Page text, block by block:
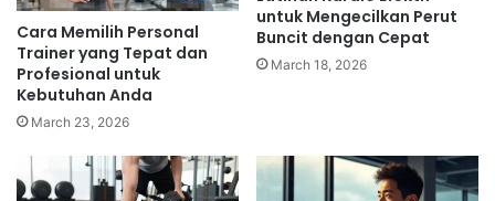
Cara Memilih Personal
Trainer yang Tepat dan
Profesional untuk
Kebutuhan Anda
March 23, 2026
untuk Mengecilkan Perut
Buncit dengan Cepat
March 18, 2026